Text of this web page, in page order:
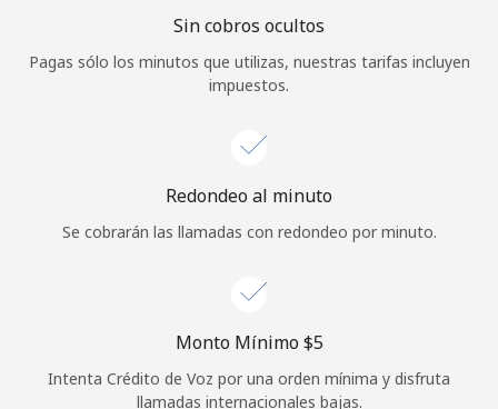
¿Olvidaste tu contraseña? →
Iniciar Sesión
Sin cobros ocultos
Pagas sólo los minutos que utilizas, nuestras tarifas incluyen
impuestos.
Redondeo al minuto
Se cobrarán las llamadas con redondeo por minuto.
Monto Mínimo ⁦$5⁩
Intenta Crédito de Voz por una orden mínima y disfruta
llamadas internacionales bajas.